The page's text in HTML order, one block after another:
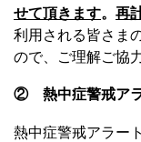
せて頂きます。 再
利用される皆さま
ので、ご理解ご協
② 熱中症警戒アラ
熱中症警戒アラー